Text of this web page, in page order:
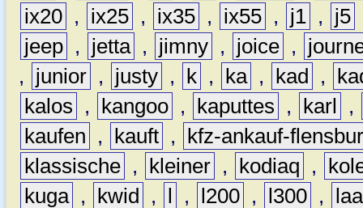
ix20 , ix25 , ix35 , ix55 , j1 , j5
jeep , jetta , jimny , joice ,
,
junior , justy , k , ka , kad ,
kalos
, kangoo , kaputtes , karl
,
kaufen
, kauft ,
kfz-ankauf-
klassische , kleiner , kodiaq ,
kuga , kwid , l , l200 , l300 ,